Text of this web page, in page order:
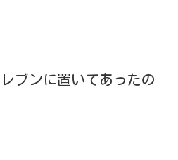
ブンに置いてあったの